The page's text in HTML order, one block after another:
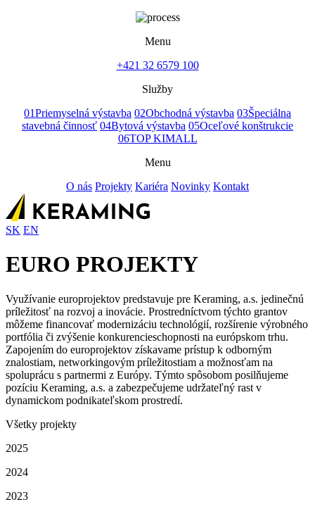
Menu
+421 32 6579 100
Služby
01Priemyselná výstavba 02Obchodná výstavba 03Špeciálna
stavebná činnosť 04Bytová výstavba 05Oceľové konštrukcie
06TOP KIMALL
Menu
O nás Projekty Kariéra Novinky Kontakt
SK EN
EURO PROJEKTY
Využívanie europrojektov predstavuje pre Keraming, a.s. jedinečnú
príležitosť na rozvoj a inovácie. Prostredníctvom týchto grantov
môžeme financovať modernizáciu technológií, rozšírenie výrobného
portfólia či zvýšenie konkurencieschopnosti na európskom trhu.
Zapojením do europrojektov získavame prístup k odborným
znalostiam, networkingovým príležitostiam a možnosťam na
spoluprácu s partnermi z Európy. Týmto spôsobom posilňujeme
pozíciu Keraming, a.s. a zabezpečujeme udržateľný rast v
dynamickom podnikateľskom prostredí.
Všetky projekty
2025
2024
2023